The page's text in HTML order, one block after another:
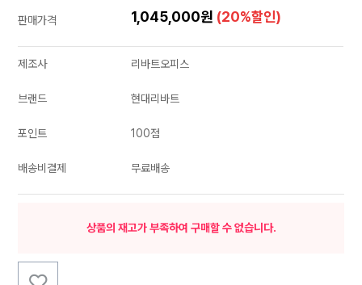
판매가격 1,045,000원 (20%할인)
제조사 리바트오피스
브랜드 현대리바트
포인트 100점
배송비결제 무료배송
상품의 재고가 부족하여 구매할 수 없습니다.